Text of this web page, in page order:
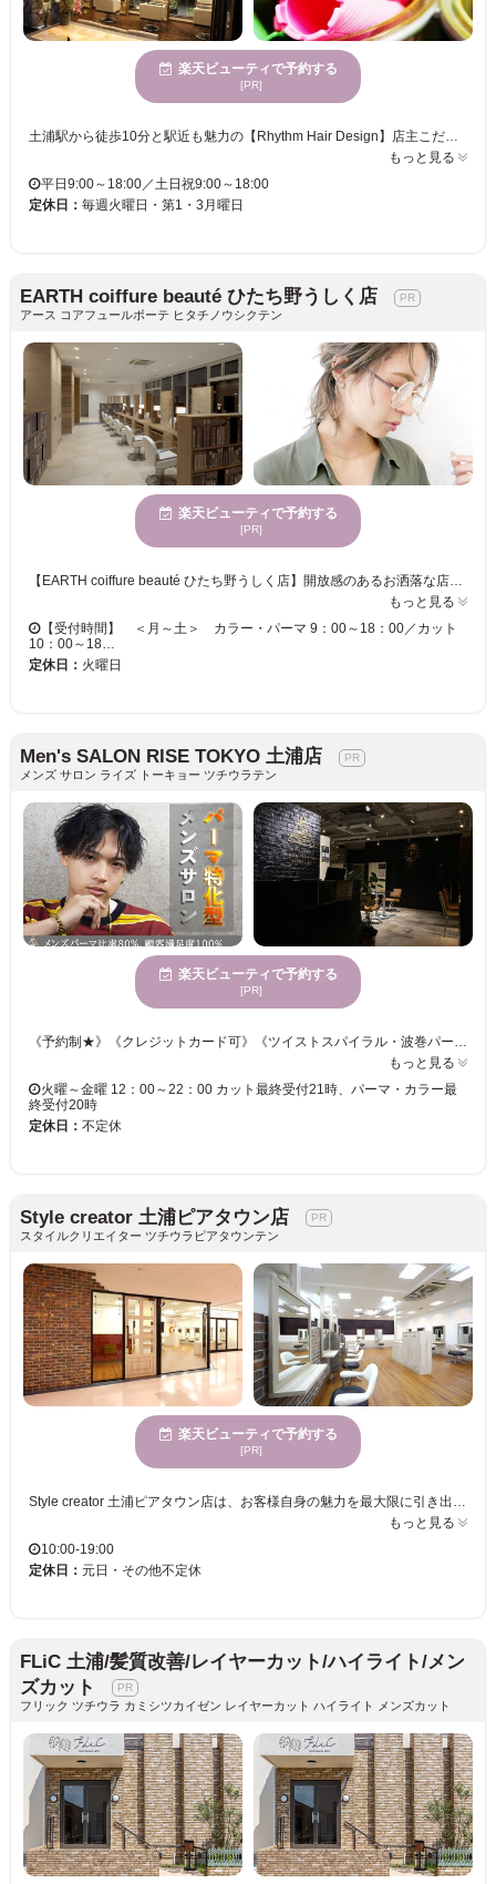
楽天ビューティで予約する
[PR]
土浦駅から徒歩10分と駅近も魅力の【Rhythm Hair Design】店主こだわりの古風な雰囲気の店内は、心身ともに安らぎ癒される空間で、10代～70代まで男女問わず幅広い年齢層の方々に愛されているサロンです♪それぞれの世代ひとりひとりの個性に合わせたヘアスタイルを提案してくれ、もちろんご要望も取り入れた想像以上の仕上がりに満足の声も多数◎ 【Rhythm】のオススメは毛質やクセに合わせて、扱いやすい髪に仕上げる自慢のカット！クセ毛でお悩みのあなたの髪もRhythmでチャームポイントに変えてみませんか？また、マッサージ付のパーマメニューは業界最高値のダメージ処理剤も含まれているので、ダメージの気になる方も安心してご利用頂けます♪独自開発のトリートメントシステムも好評ですので一度お試しください★ キッズスペースも完備しておりますのでお子様連れ、ご家族でのご来店も大丈夫♪気さくで明るいスタッフが揃う【Rhythm】一度行ったらまた行きたくなる♪そんなサロンです。。。
もっと見る
平日9:00～18:00／土日祝9:00～18:00
定休日： 毎週火曜日・第1・3月曜日
EARTH coiffure beauté ひたち野うしく店
アース コアフュールボーテ ヒタチノウシクテン
楽天ビューティで予約する
[PR]
【EARTH coiffure beauté ひたち野うしく店】開放感のあるお洒落な店内で、磨き抜かれた技術が味わえます♪ お客様一人ひとりへの丁寧なカウンセリングが魅力的★ベテランの実力派スタイリスト多数在籍！トレンドをプラスして、セルフスタイリングが楽になる再現性の高いスタイルに♪ 【EARTH coiffure beauté ひたち野うしく店】で、キレイへの近道を見つけませんか？
もっと見る
【受付時間】 ＜月～土＞ カラー・パーマ 9：00～18：00／カット
10：00～18…
定休日： 火曜日
Men's SALON RISE TOKYO 土浦店
メンズ サロン ライズ トーキョー ツチウラテン
楽天ビューティで予約する
[PR]
もっと見る
火曜～金曜 12：00～22：00 カット最終受付21時、パーマ・カラー最
終受付20時
定休日： 不定休
Style creator 土浦ピアタウン店
スタイルクリエイター ツチウラピアタウンテン
楽天ビューティで予約する
[PR]
もっと見る
10:00-19:00
定休日： 元日・その他不定休
FLiC 土浦/髪質改善/レイヤーカット/ハイライト/メン
ズカット
フリック ツチウラ カミシツカイゼン レイヤーカット ハイライト メンズカット